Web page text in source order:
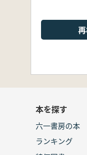
本を探す
六一書房の本
ランキング